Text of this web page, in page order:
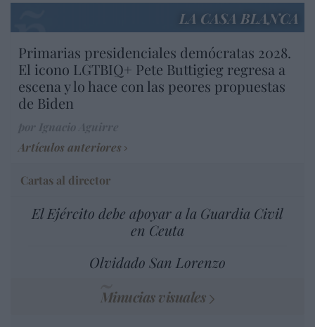
LA CASA BLANCA
Primarias presidenciales demócratas 2028.
El icono LGTBIQ+ Pete Buttigieg regresa a
escena y lo hace con las peores propuestas
de Biden
Artículos anteriores
Cartas al director
El Ejército debe apoyar a la Guardia Civil
en Ceuta
Olvidado San Lorenzo
Minucias visuales